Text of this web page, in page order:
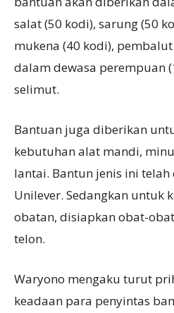
salat (50 kodi), sarung (50
mukena (40 kodi),
dalam dewasa perempuan
selimut.
Bantuan juga diberikan
kebutuhan alat mandi,
lantai. Bantun jenis ini
Unilever. Sedangkan untuk
obatan, disiapkan obat-
telon.
Waryono mengaku turut
keadaan para penyintas